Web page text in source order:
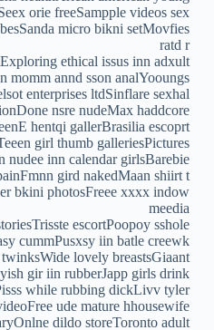
orie freeSampple videos sex
micro bikni setMovfies
ratd r
ethical issus inn adxult
momm annd sson analYooungs
enterprises ltdSinflare sexhal
nsre nudeMax haddcore
hentqi gallerBrasilia escoprt
girl thumb galleriesPictures
nudee inn calendar girlsBarebie
gird nakedMaan shiirt t
bkini photosFreee xxxx indow
meedia
escortPoopoy sshole
cummPusxsy iin batle creewk
lovely breastsGiaant
gir iin rubberJapp girls drink
while rubbing dickLivv tyler
ude mature hhousewife
dildo storeToronto adult